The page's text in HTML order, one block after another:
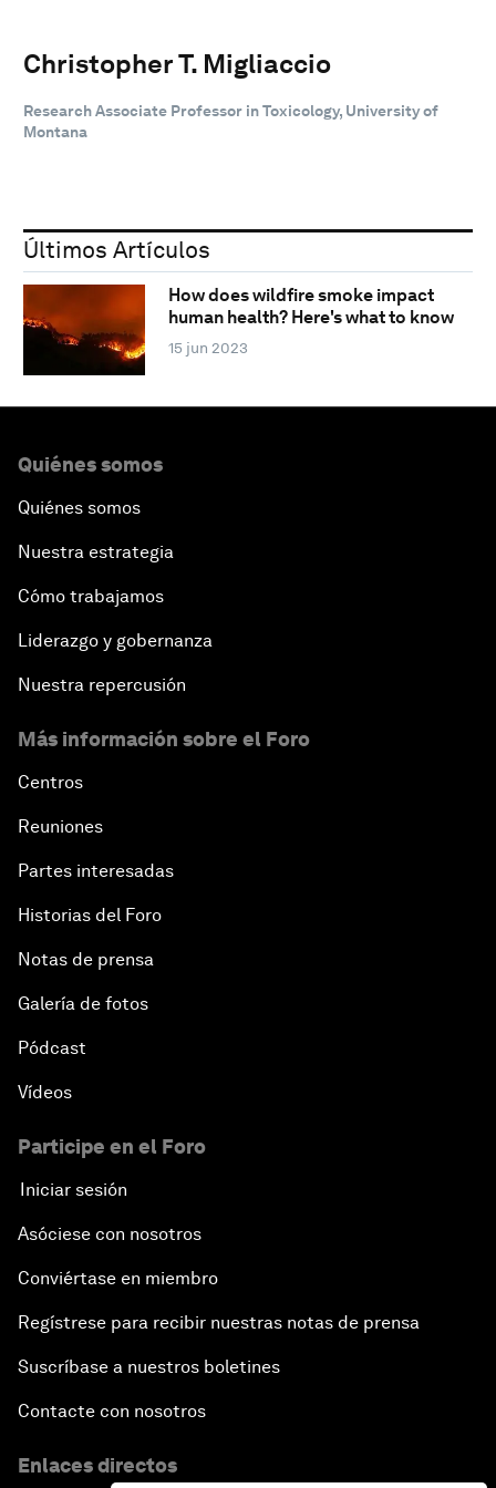
Christopher T. Migliaccio
Research Associate Professor in Toxicology, University of
Montana
Últimos Artículos
How does wildfire smoke impact
human health? Here's what to know
15 jun 2023
Quiénes somos
Quiénes somos
Nuestra estrategia
Cómo trabajamos
Liderazgo y gobernanza
Nuestra repercusión
Más información sobre el Foro
Centros
Reuniones
Partes interesadas
Historias del Foro
Notas de prensa
Galería de fotos
Pódcast
Vídeos
Participe en el Foro
Iniciar sesión
Asóciese con nosotros
Conviértase en miembro
Regístrese para recibir nuestras notas de prensa
Suscríbase a nuestros boletines
Contacte con nosotros
Enlaces directos